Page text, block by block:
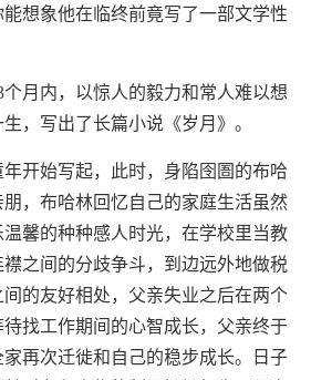
想象他在临终前竟写了一部文学性
月内，以惊人的毅力和常人难以想
，写出了长篇小说《岁月》。
年开始写起，此时，身陷囹圄的布哈
，布哈林回忆自己的家庭生活虽然
馨的种种感人时光，在学校里当教
之间的分歧争斗，到边远外地做税
的友好相处，父亲失业之后在两个
找工作期间的心智成长，父亲终于
再次迁徙和自己的稳步成长。日子